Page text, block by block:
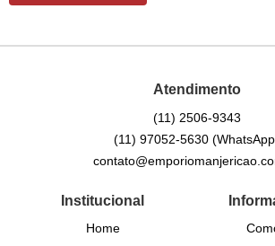
Atendimento
(11) 2506-9343
(11) 97052-5630
Institucional
Home